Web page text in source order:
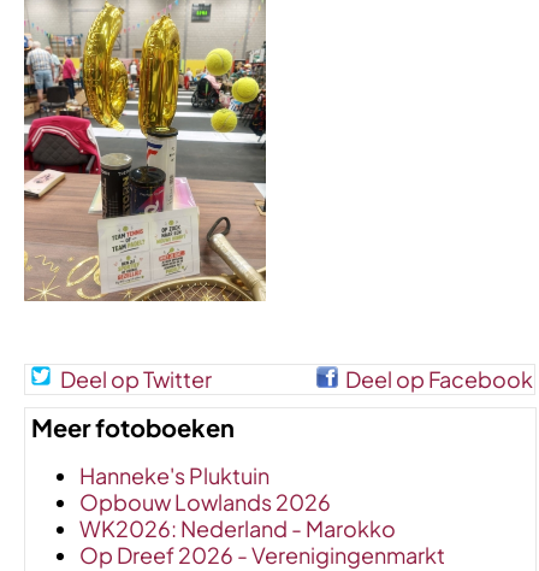
Deel op Twitter Deel op Facebook
Meer fotoboeken
Hanneke's Pluktuin
Opbouw Lowlands 2026
WK2026: Nederland - Marokko
Op Dreef 2026 - Verenigingenmarkt